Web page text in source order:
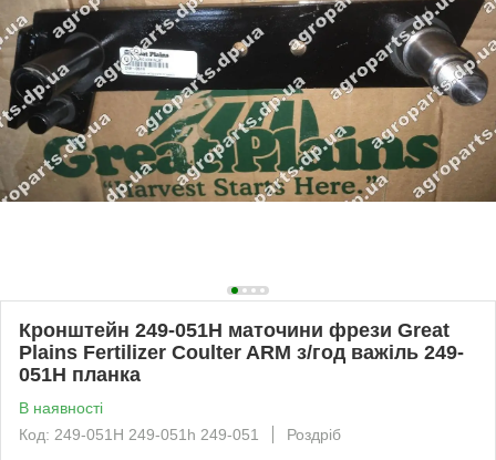
Кронштейн 249-051H маточини фрези Great
Plains Fertilizer Coulter ARM з/год важіль 249-
051Н планка
В наявності
Код: 249-051Н 249-051h 249-051
Роздріб